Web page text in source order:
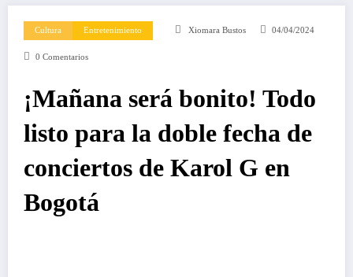
Cultura Entretenimiento Xiomara Bustos 04/04/2024
0 Comentarios
¡Mañana será bonito! Todo
listo para la doble fecha de
conciertos de Karol G en
Bogotá